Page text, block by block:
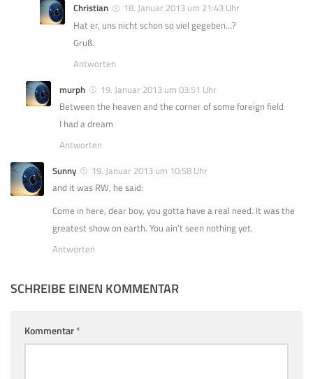
Christian
18. Januar 2013 um 21:43 Uhr
Hat er, uns nicht schon so viel gegeben…?
Gruß.
Antworten
murph
19. Januar 2013 um 03:51 Uhr
Between the heaven and the corner of some foreign field
I had a dream
Antworten
Sunny
19. Januar 2013 um 10:58 Uhr
and it was RW, he said:
Come in here, dear boy, you gotta have a real need. It was the
greatest show on earth. You ain’t seen nothing yet.
Antworten
SCHREIBE EINEN KOMMENTAR
Kommentar*